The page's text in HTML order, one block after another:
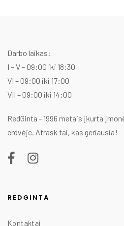
Darbo laikas:
I – V – 09:00 iki 18:30
VI – 09:00 iki 17:00
VII – 09:00 iki 14:00
RedGinta - 1996 metais įkurta
erdvėje. Atrask tai, kas geriausia!
REDGINTA
Kontaktai